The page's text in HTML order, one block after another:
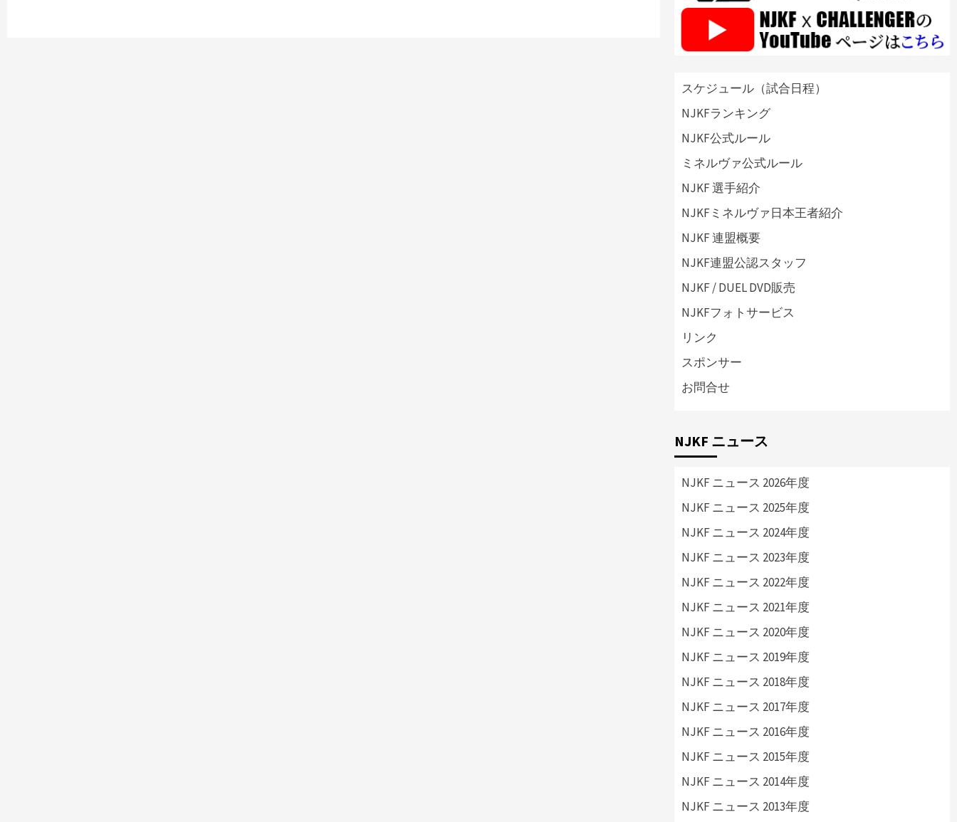
スケジュール（試合日程）
NJKFランキング
NJKF公式ルール
ミネルヴァ公式ルール
NJKF 選手紹介
NJKFミネルヴァ日本王者紹介
NJKF 連盟概要
NJKF連盟公認スタッフ
NJKF / DUEL DVD販売
NJKFフォトサービス
リンク
スポンサー
お問合せ
NJKF ニュース
NJKF ニュース 2026年度
NJKF ニュース 2025年度
NJKF ニュース 2024年度
NJKF ニュース 2023年度
NJKF ニュース 2022年度
NJKF ニュース 2021年度
NJKF ニュース 2020年度
NJKF ニュース 2019年度
NJKF ニュース 2018年度
NJKF ニュース 2017年度
NJKF ニュース 2016年度
NJKF ニュース 2015年度
NJKF ニュース 2014年度
NJKF ニュース 2013年度